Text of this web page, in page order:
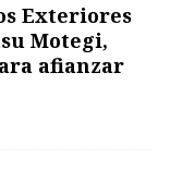
Exteriores
Motegi,
afianzar